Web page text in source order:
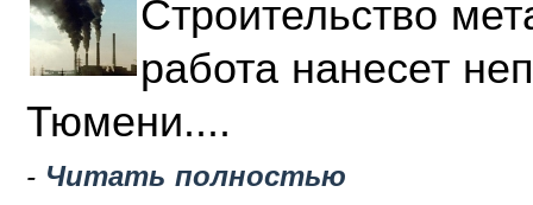
Строительство
работа нанесет
Тюмени....
- Читать полностью